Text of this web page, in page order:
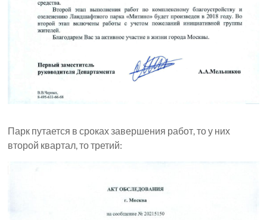
Парк путается в сроках завершения работ, то у них
второй квартал, то третий: